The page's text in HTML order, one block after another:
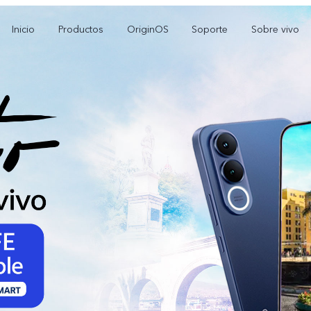
Inicio Productos OriginOS Soporte Sobre vivo
Y21 5G nuevo